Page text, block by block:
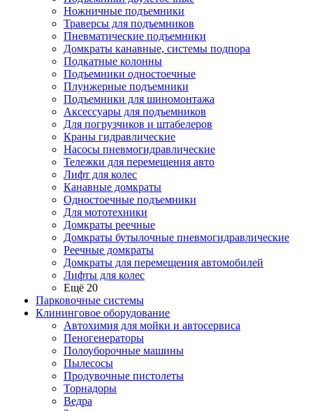
Ножничные подъемники
Траверсы для подъемников
Пневматические подъемники
Домкраты канавные, системы подпора
Подкатные колонны
Подъемники одностоечные
Плунжерные подъемники
Подъемники для шиномонтажа
Аксессуары для подъемников
Для погрузчиков и штабелеров
Краны гидравлические
Насосы пневмогидравлические
Тележки для перемещения авто
Лифт для колес
Канавные домкраты
Одностоечные подъемники
Для мототехники
Домкраты реечные
Домкраты бутылочные пневмогидравлические
Реечные домкраты
Домкраты для перемещения автомобилей
Лифты для колес
Ещё 20
Парковочные системы
Клининговое оборудование
Автохимия для мойки и автосервиса
Пеногенераторы
Полоуборочные машины
Пылесосы
Продувочные пистолеты
Торнадоры
Ведра